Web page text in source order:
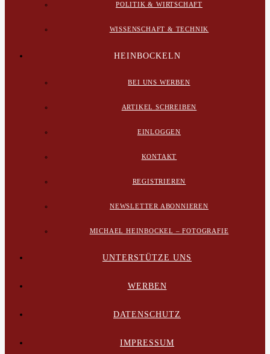
POLITIK & WIRTSCHAFT
WISSENSCHAFT & TECHNIK
HEINBOCKELN
BEI UNS WERBEN
ARTIKEL SCHREIBEN
EINLOGGEN
KONTAKT
REGISTRIEREN
NEWSLETTER ABONNIEREN
MICHAEL HEINBOCKEL – FOTOGRAFIE
UNTERSTÜTZE UNS
WERBEN
DATENSCHUTZ
IMPRESSUM